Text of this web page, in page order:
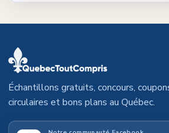
Échantillons gratuits, concours,
circulaires et bons plans au Québec.